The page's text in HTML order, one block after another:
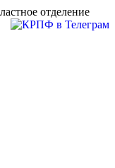
отделение